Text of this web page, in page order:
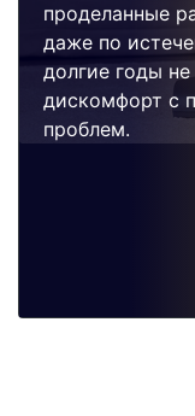
проделанные
даже по
долгие годы
дискомфорт с
проблем.